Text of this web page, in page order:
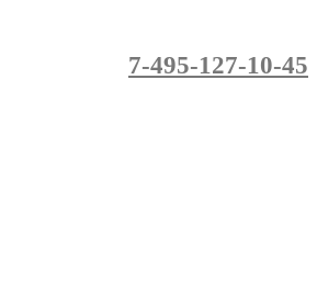
7-495-127-10-45